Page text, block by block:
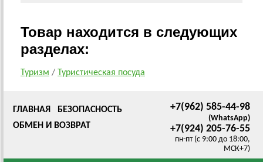
Товар находится в следующих
разделах:
Туризм / Туристическая посуда
+7(962) 585-44-98
(WhatsApp)
+7(924) 205-76-55
пн-пт (с 9:00 до 18:00,
МСК+7)
ГЛАВНАЯ
БЕЗОПАСНОСТЬ
ОБМЕН И ВОЗВРАТ